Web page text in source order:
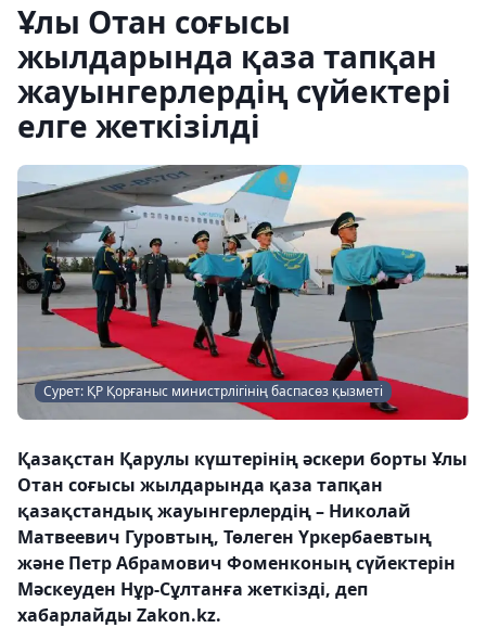
Ұлы Отан соғысы
жылдарында қаза тапқан
жауынгерлердің сүйектері
елге жеткізілді
Сурет: ҚР Қорғаныс министрлігінің баспасөз қызметі
Қазақстан Қарулы күштерінің әскери борты Ұлы
Отан соғысы жылдарында қаза тапқан
қазақстандық жауынгерлердің – Николай
Матвеевич Гуровтың, Төлеген Үркербаевтың
және Петр Абрамович Фоменконың сүйектерін
Мәскеуден Нұр-Сұлтанға жеткізді, деп
хабарлайды Zakon.kz.